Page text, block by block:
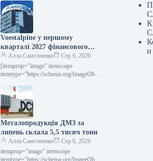
Voestalpine у першому
кварталі 2027 фінансового
року підвищила виручку на
2,4% порівняно з попереднім
роком.
Алла Самсоненко
Сер 6, 2026
[itemprop=”image” itemscope
itemtype=”https://schema.org/ImageObje
Новини Глобальний ринок voestalpine
Роздрукувати 80 06 Серпня 2026
Voestalpine у І кварталі 2027
фінроку…
Металопродукція ДМЗ за
липень склала 5,5 тисяч тонн
Алла Самсоненко
Сер 6, 2026
itemprop=”image” itemscope
и